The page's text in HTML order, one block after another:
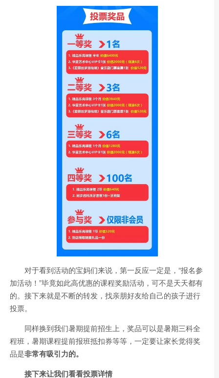
对于看到活动的宝妈们来说，第一反应一定是，“报名参
加活动！”毕竟如此高优惠的课程奖励活动，可不是天天都有
的。接下来就是不断的转发，找亲朋好友给自己的孩子进行
投票。
同样换到我们暑期提前招生上，奖品可以是暑期三科全
程班，暑期课程提前报班抵扣券等等，一定要让家长觉得奖
品是非常有吸引力的。
接下来让我们看看投票详情